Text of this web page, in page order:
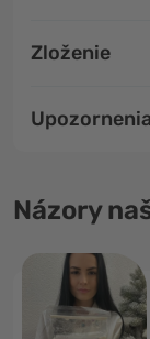
Zloženie
Upozornenia
Názory